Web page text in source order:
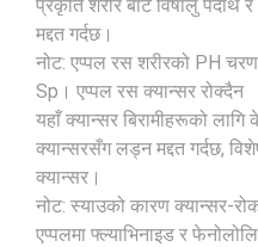
प्रकृति शरीर बाट विषालु पदार्थ
मद्दत गर्दछ।
नोट: एप्पल रस शरीरको PH चरण
Sp। एप्पल रस क्यान्सर रोक्दैन
यहाँ क्यान्सर बिरामीहरूको
क्यान्सरसँग लड्न मद्दत गर्दछ,
क्यान्सर।
नोट: स्याउको कारण क्यान्सर-
एप्पलमा फ्ल्याभिनाइड र